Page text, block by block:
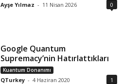
Ayşe Yılmaz - 11 Nisan 2026 0
Google Quantum
Supremacy’nin Hatırlattıkları
Kuantum Donanımı
QTurkey - 4 Haziran 2020 1